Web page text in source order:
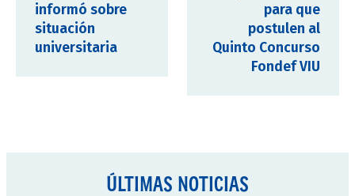
informó sobre
situación
universitaria
para que
postulen al
Quinto Concurso
Fondef VIU
ÚLTIMAS NOTICIAS